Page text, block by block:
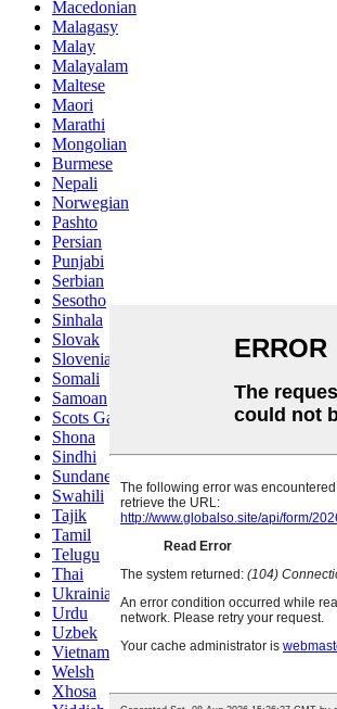
Macedonian
Malagasy
Malay
Malayalam
Maltese
Maori
Marathi
Mongolian
Burmese
Nepali
Norwegian
Pashto
Persian
Punjabi
Serbian
Sesotho
Sinhala
Slovak
Slovenian
Somali
Samoan
Scots Gaelic
Shona
Sindhi
Sundanese
Swahili
Tajik
Tamil
Telugu
Thai
Ukrainian
Urdu
Uzbek
Vietnamese
Welsh
Xhosa